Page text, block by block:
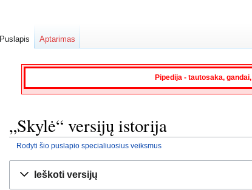
Pipedija - tautosaka,
„Skylė“ versijų istorija
Rodyti šio puslapio specialiuosius veiksmus
Ieškoti versijų
Puslapis Aptarimas